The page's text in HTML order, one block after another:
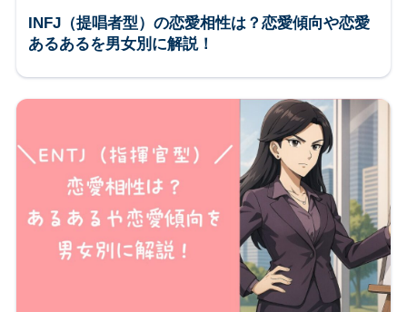
INFJ（提唱者型）の恋愛相性は？恋愛傾向や恋愛
あるあるを男女別に解説！